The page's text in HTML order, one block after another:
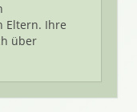
Eltern. Ihre
über